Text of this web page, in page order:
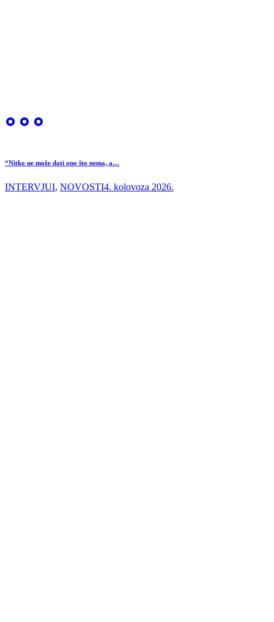
“Nitko ne može dati ono što nema, a…
INTERVJUI, NOVOSTI4. kolovoza 2026.